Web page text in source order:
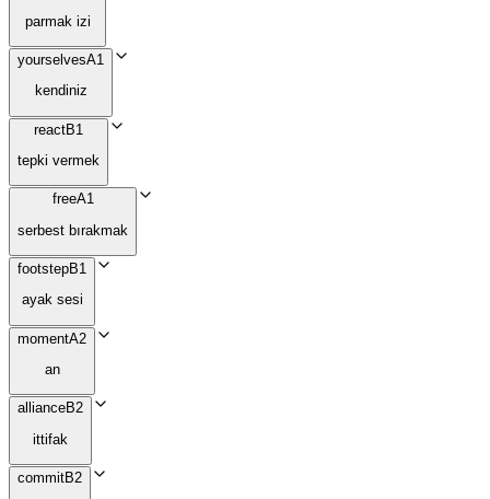
parmak izi
yourselvesA1
kendiniz
reactB1
tepki vermek
freeA1
serbest bırakmak
footstepB1
ayak sesi
momentA2
an
allianceB2
ittifak
commitB2